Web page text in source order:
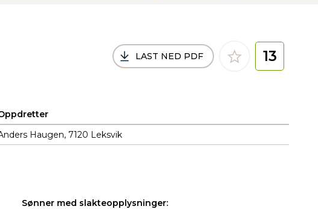
LAST NED PDF 13
Haugen, 7120 Leksvik
Sønner med slakteopplysninger: